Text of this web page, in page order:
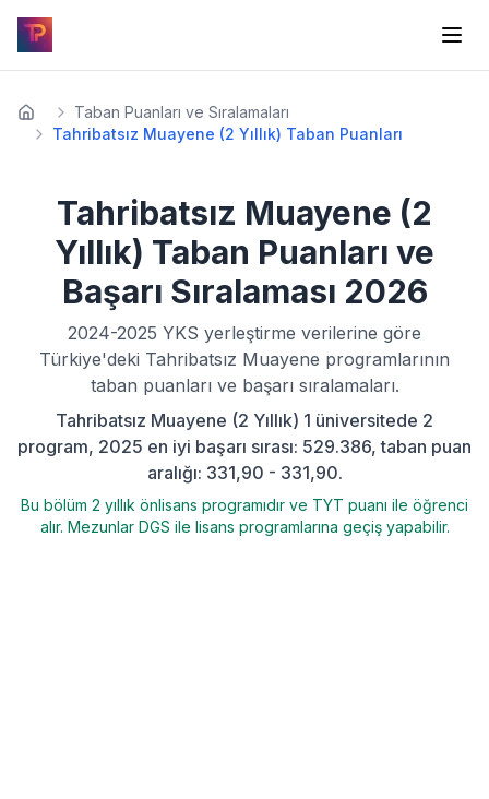
Taban Puanları ve Sıralamaları
Tahribatsız Muayene (2 Yıllık) Taban Puanları
Tahribatsız Muayene (2
Yıllık) Taban Puanları ve
Başarı Sıralaması 2026
2024-2025 YKS yerleştirme verilerine göre
Türkiye'deki Tahribatsız Muayene programlarının
taban puanları ve başarı sıralamaları.
Tahribatsız Muayene (2 Yıllık) 1 üniversitede 2
program, 2025 en iyi başarı sırası: 529.386, taban puan
aralığı: 331,90 - 331,90.
Bu bölüm 2 yıllık önlisans programıdır ve TYT puanı ile öğrenci
alır. Mezunlar DGS ile lisans programlarına geçiş yapabilir.